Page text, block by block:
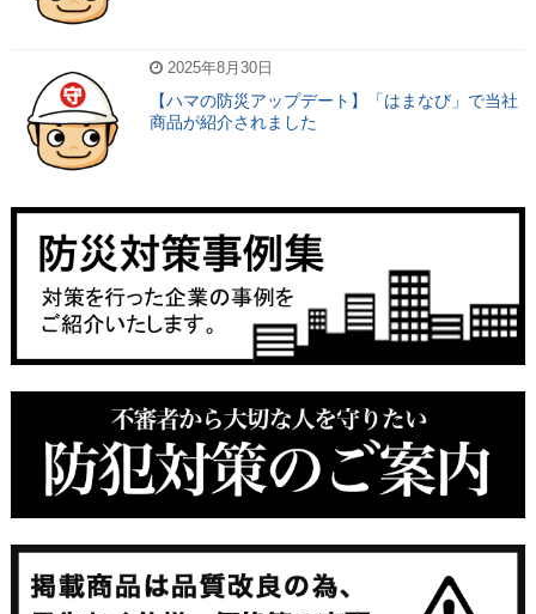
2025年8月30日
【ハマの防災アップデート】「はまなび」で当社
商品が紹介されました